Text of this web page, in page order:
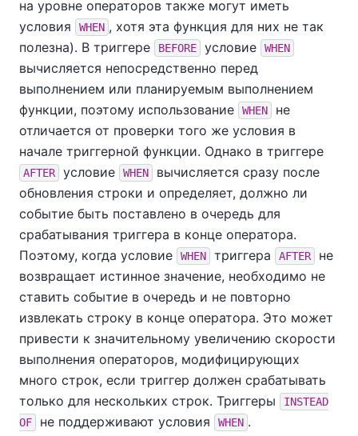
на уровне операторов также могут иметь
условия
WHEN , хотя эта функция для них не так
полезна). В триггере
BEFORE условие WHEN
вычисляется непосредственно перед
выполнением или планируемым выполнением
функции, поэтому использование
WHEN
не
отличается от проверки того же условия в
начале триггерной функции. Однако в триггере
AFTER условие WHEN
вычисляется сразу после
обновления строки и определяет, должно ли
событие быть поставлено в очередь для
срабатывания триггера в конце оператора.
Поэтому, когда условие
WHEN триггера AFTER
не
возвращает истинное значение, необходимо не
ставить событие в очередь и не повторно
извлекать строку в конце оператора. Это может
привести к значительному увеличению скорости
выполнения операторов, модифицирующих
много строк, если триггер должен срабатывать
только для нескольких строк. Триггеры
INSTEAD
OF
не поддерживают условия WHEN .